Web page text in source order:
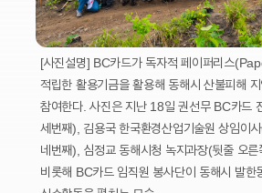
[사진설명] BC카드가 독자적 페이퍼리스
적립한 활용기금을 활용해 동해시 산불피해
참여한다. 사진은 지난 18일 권선무 BC카드
세번째), 김용국 한국환경산업기술원 상임이
네번째), 심정교 동해시청 녹지과장(뒷줄 오
비롯해 BC카드 임직원 봉사단이 동해시 발한